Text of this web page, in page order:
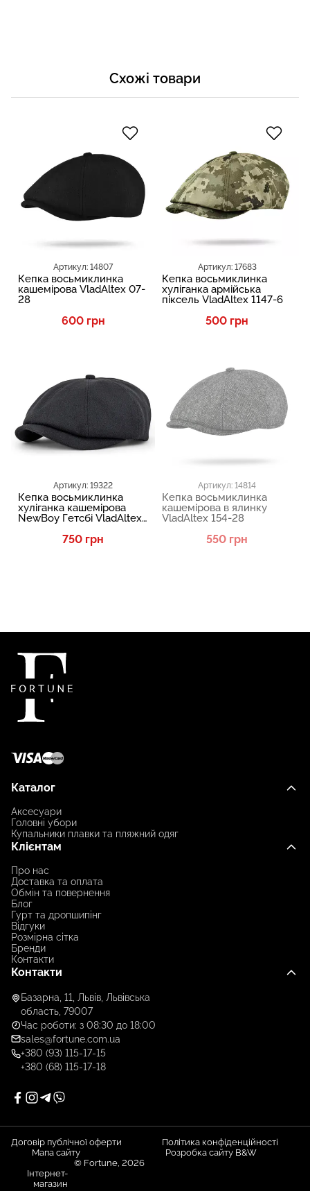
Схожі товари
Артикул: 14807
Кепка восьмиклинка
кашемірова VladAltex 07-
28
600 грн
Артикул: 19322
Кепка восьмиклинка
хуліганка кашемірова
NewBoy Гетсбі VladAltex
750 грн
Артикул: 17683
Кепка восьмиклинка
хуліганка армійська
піксель VladAltex 1147-6
500 грн
Артикул: 14814
Кепка восьмиклинка
кашемірова в ялинку
VladAltex 154-28
550 грн
Каталог
Аксесуари
Головні убори
Купальники плавки та пляжний одяг
Клієнтам
Про нас
Доставка та оплата
Обмін та повернення
Блог
Гурт та дропшипінг
Відгуки
Розмірна сітка
Бренди
Контакти
Контакти
Базарна, 11, Львів, Львівська
область, 79007
Час роботи: з 08:30 до 18:00
sales@fortune.com.ua
+380 (93) 115-17-15
+380 (68) 115-17-18
Договір публічної оферти
Політика конфіденційності
Мапа сайту
Розробка сайту B&W
© Fortune, 2026
Інтернет-
магазин